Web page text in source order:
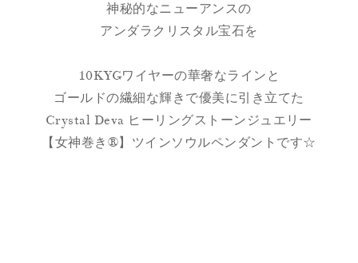
神秘的なニューアンスの
アンダラクリスタル宝石を
10KYGワイヤーの華奢なラインと
ゴールドの繊細な輝きで優美に引き立てた
Crystal Deva ヒーリングストーンジュエリー
【女神巻き®】ツインソウルペンダントです☆